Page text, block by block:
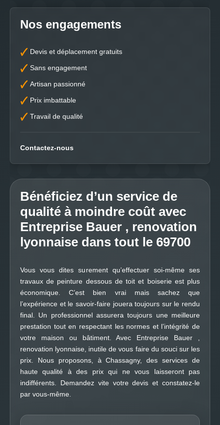
Nos engagements
Devis et déplacement gratuits
Sans engagement
Artisan passionné
Prix imbattable
Travail de qualité
Contactez-nous
Bénéficiez d’un service de
qualité à moindre coût avec
Entreprise Bauer , renovation
lyonnaise dans tout le 69700
Vous vous dites surement qu’effectuer soi-même ses
travaux de peinture dessous de toit et boiserie est plus
économique. C’est bien vrai mais sachez que
l’expérience et le savoir-faire jouera toujours sur le rendu
final. Un professionnel assurera toujours une meilleure
prestation tout en respectant les normes et l’intégrité de
votre maison ou bâtiment. Avec Entreprise Bauer ,
renovation lyonnaise, inutile de vous faire du souci sur les
prix. Nous proposons, à Chassagny, des services de
haute qualité à des prix qui ne vous laisseront pas
indifférents. Demandez vite votre devis et constatez-le
par vous-même.